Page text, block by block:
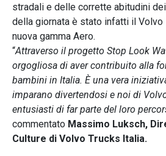
stradali e delle corrette abitudini
della giornata è stato infatti il Volvo
nuova gamma Aero.
“Attraverso il progetto Stop Look
orgogliosa di aver contribuito alla
bambini in Italia. È una vera
imparano divertendosi e noi di
entusiasti di far parte del loro
commentato Massimo Luksch,
Culture di Volvo Trucks Italia.